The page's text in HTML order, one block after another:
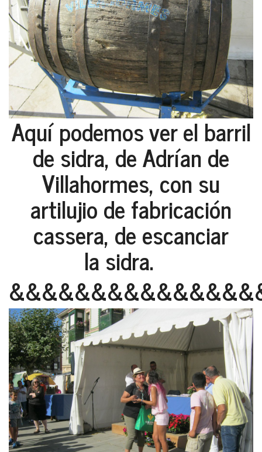
Aquí podemos ver el barril
de sidra, de Adrían de
Villahormes, con su
artilujio de fabricación
cassera, de escanciar
la sidra.